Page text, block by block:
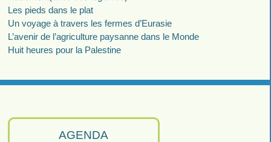
AGENDA
Les pieds dans le plat
Un voyage à travers les fermes d’Eurasie
L’avenir de l’agriculture paysanne dans le Monde
Huit heures pour la Palestine